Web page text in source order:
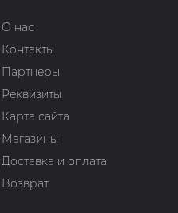
О нас
Контакты
Партнеры
Реквизиты
Карта сайта
Магазины
Доставка и оплата
Возврат